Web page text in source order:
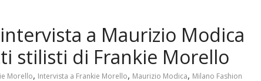
a Maurizio Modica
stilisti di Frankie Morello
Morello, Intervista a Frankie Morello, Maurizio Modica, Milano Fashion